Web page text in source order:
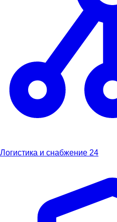
Логистика и снабжение 24